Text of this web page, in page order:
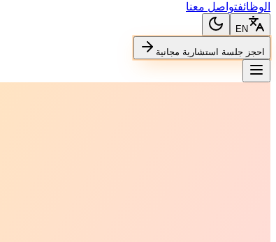
الوظائفتواصل معنا
EN
احجز جلسة استشارية مجانية